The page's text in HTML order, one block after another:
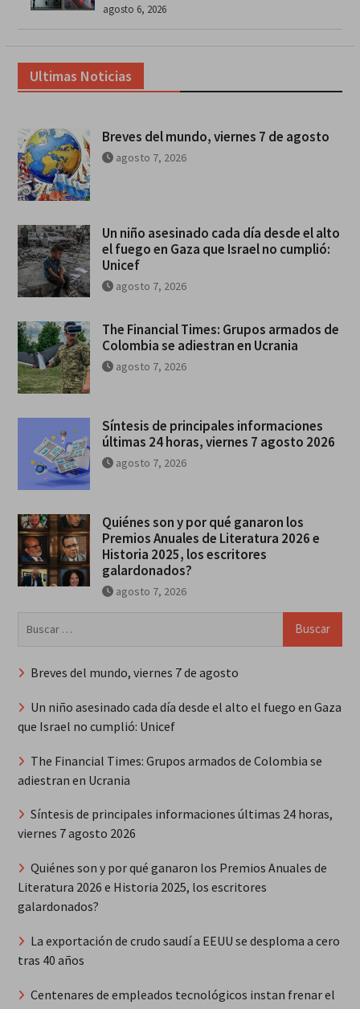
agosto 6, 2026
Ultimas Noticias
Breves del mundo, viernes 7 de agosto
agosto 7, 2026
Un niño asesinado cada día desde el alto
el fuego en Gaza que Israel no cumplió:
Unicef
agosto 7, 2026
The Financial Times: Grupos armados de
Colombia se adiestran en Ucrania
agosto 7, 2026
Síntesis de principales informaciones
últimas 24 horas, viernes 7 agosto 2026
agosto 7, 2026
Quiénes son y por qué ganaron los
Premios Anuales de Literatura 2026 e
Historia 2025, los escritores
galardonados?
agosto 7, 2026
Breves del mundo, viernes 7 de agosto
Un niño asesinado cada día desde el alto el fuego en Gaza
que Israel no cumplió: Unicef
The Financial Times: Grupos armados de Colombia se
adiestran en Ucrania
Síntesis de principales informaciones últimas 24 horas,
viernes 7 agosto 2026
Quiénes son y por qué ganaron los Premios Anuales de
Literatura 2026 e Historia 2025, los escritores
galardonados?
La exportación de crudo saudí a EEUU se desploma a cero
tras 40 años
Centenares de empleados tecnológicos instan frenar el